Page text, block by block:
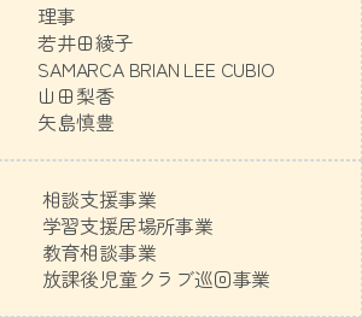
理事
若井田綾子
SAMARCA BRIAN LEE CUBIO
山田梨香
矢島慎豊
相談支援事業
学習支援居場所事業
教育相談事業
放課後児童クラブ巡回事業